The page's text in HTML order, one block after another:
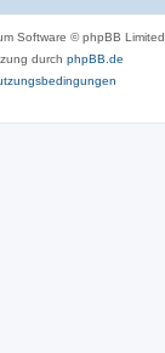
Software © phpBB Limited
durch phpBB.de